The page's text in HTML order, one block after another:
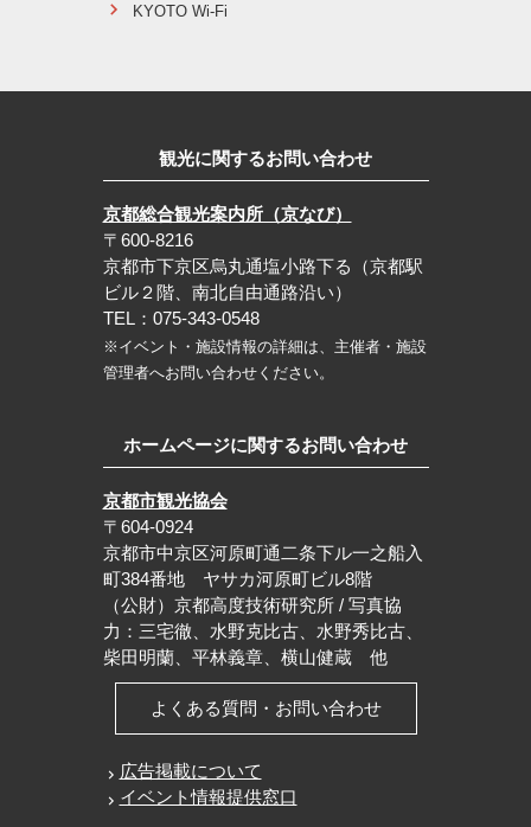
KYOTO Wi-Fi
観光に関するお問い合わせ
京都総合観光案内所（京なび）
〒600-8216
京都市下京区烏丸通塩小路下る（京都駅
ビル２階、南北自由通路沿い）
TEL：075-343-0548
※イベント・施設情報の詳細は、主催者・施設
管理者へお問い合わせください。
ホームページに関するお問い合わせ
京都市観光協会
〒604-0924
京都市中京区河原町通二条下ル一之船入
町384番地 ヤサカ河原町ビル8階
（公財）京都高度技術研究所 / 写真協
力：三宅徹、水野克比古、水野秀比古、
柴田明蘭、平林義章、横山健蔵 他
よくある質問・お問い合わせ
広告掲載について
イベント情報提供窓口